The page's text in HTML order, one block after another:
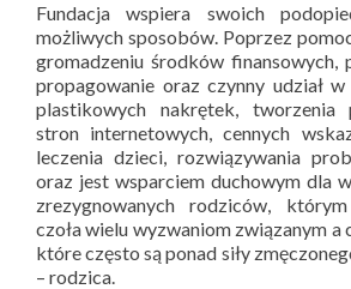
Fundacja wspiera swoich
możliwych sposobów. Poprzez
gromadzeniu środków finansowych,
propagowanie oraz czynny udział
plastikowych nakrętek, tworzenia
stron internetowych, cennych
leczenia dzieci, rozwiązywania
oraz jest wsparciem duchowym dla
zrezygnowanych rodziców,
czoła wielu wyzwaniom związanym a
które często są ponad siły
– rodzica.